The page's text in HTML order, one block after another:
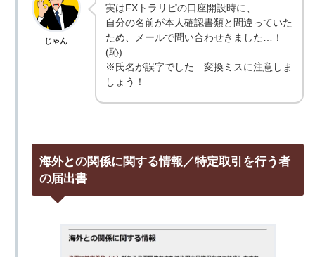
じゃん
実はFXトラリピの口座開設時に、
自分の名前が本人確認書類と間違っていた
ため、メールで問い合わせきました…！
(恥)
※氏名が誤字でした…変換ミスに注意しま
しょう！
海外との関係に関する情報／特定取引を行う者
の届出書